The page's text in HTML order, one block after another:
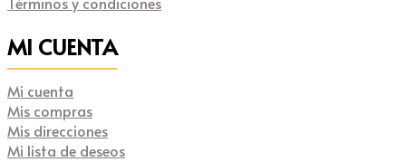
MI CUENTA
Mi cuenta
Mis compras
Mis direcciones
Mi lista de deseos